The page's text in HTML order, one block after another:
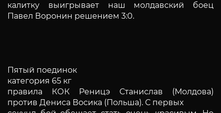
калитку выигрывает наш молдавский боец
Павел Воронин решением 3:0.
Пятый поединок
категория 65 кг
правила КОК Реницэ Станислав (Молдова)
против Дениса Восика (Польша). С первых